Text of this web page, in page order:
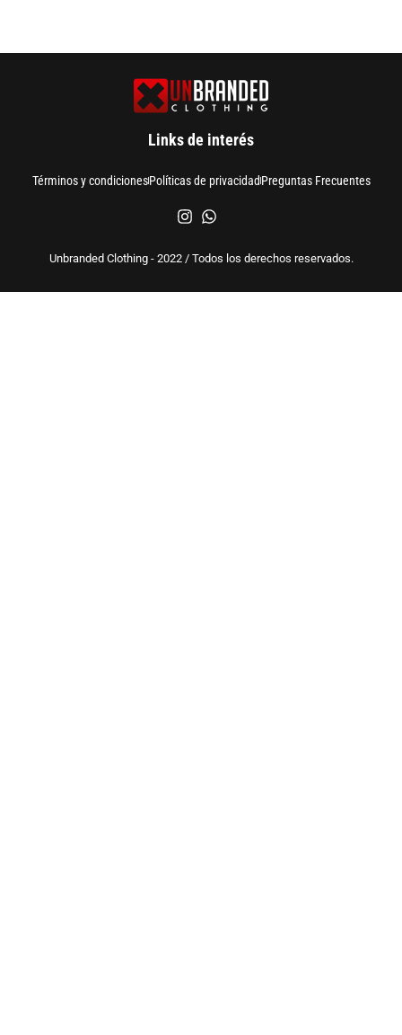
Links de interés
Términos y condicionesPolíticas de privacidadPreguntas Frecuentes
Unbranded Clothing - 2022 / Todos los derechos reservados.